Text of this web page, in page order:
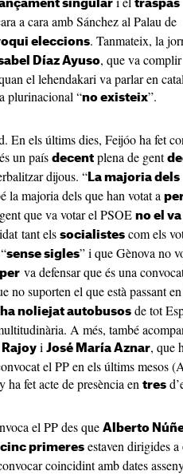
singular
traspàs
a cara amb Sánchez al Palau de
eleccions. Tanmateix, la
Díaz Ayuso, que va complir
el lehendakari va parlar en
plurinacional “no existeix”.
En els últims dies, Feijóo ha fet
un país decent plena de gent
dijous. “ La majoria dels
la majoria dels que han votat a
que va votar el PSOE no el
tant els socialistes com els
sense sigles” i que Gènova no
va defensar que és una
no suporten el que està passant
ha noliejat autobusos de tot
A més, també
i José María Aznar, que
el PP en els últims mesos
ha fet acte de presència en tres
el PP des que Alberto
cinc primeres estaven dirigides a
coincidint amb dates